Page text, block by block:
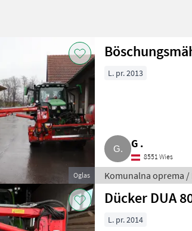
Oglas
L. pr. 2013
G .
8551 Wies
Komunalna oprema
Dücker DUA
L. pr. 2014